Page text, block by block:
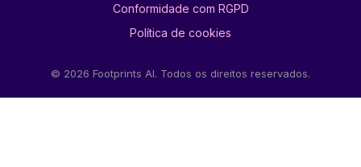
Conformidade com RGPD
Política de cookies
© 2026 Footprints AI. Todos os direitos reservados.